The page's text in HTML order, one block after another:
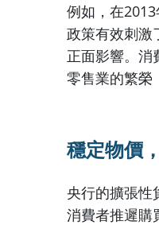
例如，在
政策有效刺激
正面影響。消
零售業的繁榮
穩定物價
央行的擴張性
消費者推遲購